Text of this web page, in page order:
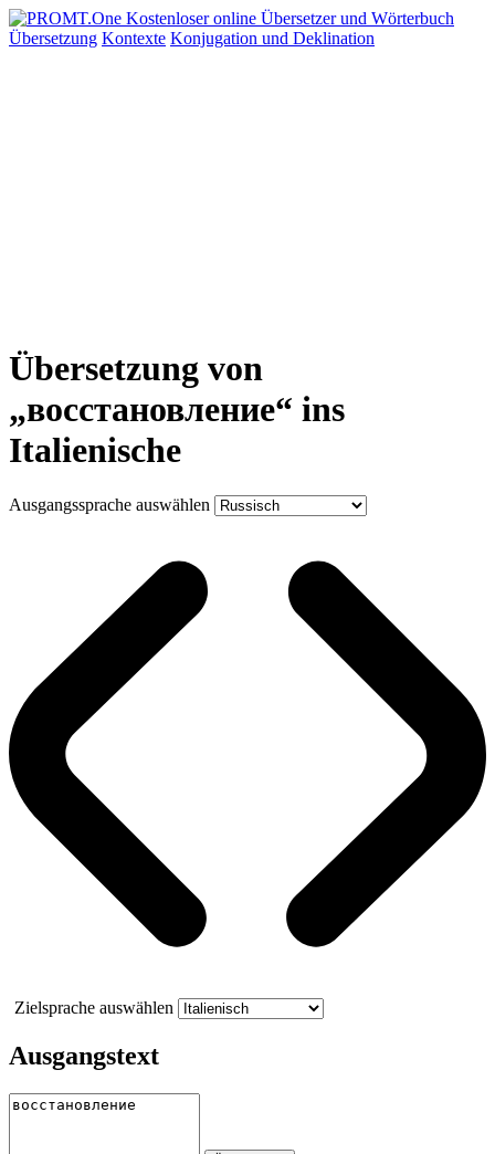
Übersetzung Kontexte Konjugation und Deklination
Übersetzung von
„восстановление“ ins
Italienische
Ausgangssprache auswählen
Zielsprache auswählen
Ausgangstext